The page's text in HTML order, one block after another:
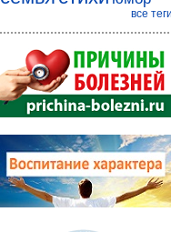
все теги